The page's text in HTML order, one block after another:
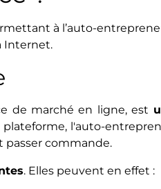
à l’auto-
Internet.
de marché en ligne, est
plateforme, l'auto-
commande.
. Elles peuvent en effet :